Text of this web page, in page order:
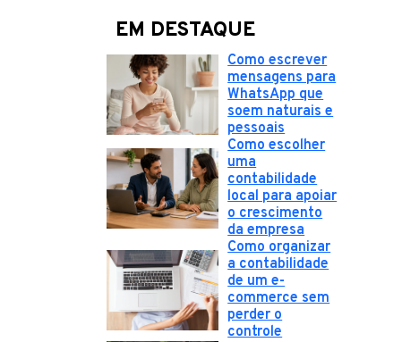
EM DESTAQUE
Como escrever
mensagens para
WhatsApp que
soem naturais e
pessoais
Como escolher
uma
contabilidade
local para apoiar
o crescimento
da empresa
Como organizar
a contabilidade
de um e-
commerce sem
perder o
controle